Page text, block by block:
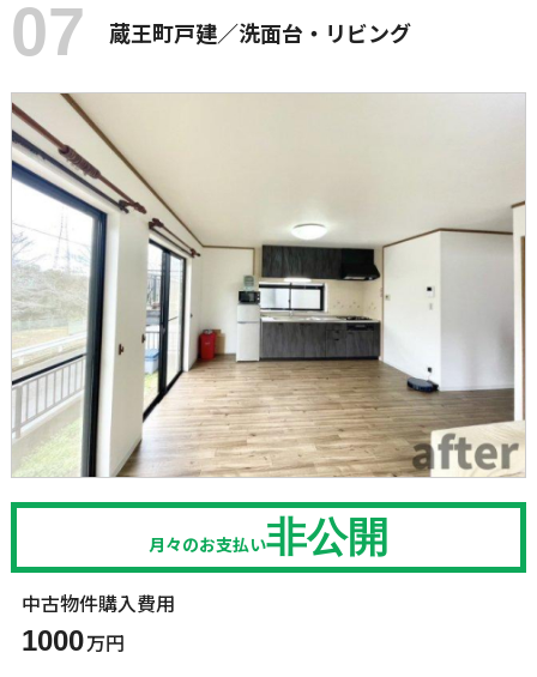
07 蔵王町戸建／洗面台・リビング
月々のお支払い非公開
中古物件購入費用
1000万円